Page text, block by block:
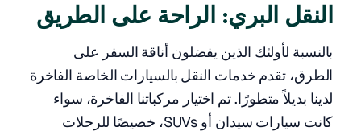
النقل البري: الراحة على الطريق
بالنسبة لأولئك الذين يفضلون أناقة السفر على
الطرق، تقدم خدمات النقل بالسيارات الخاصة الفاخرة
لدينا بديلاً متطورًا. تم اختيار مركباتنا الفاخرة، سواء
كانت سيارات سيدان أو SUVs، خصيصًا للرحلات